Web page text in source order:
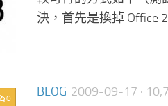
決，首先是換掉 Office
0 BLOG 2009-09-17 ·